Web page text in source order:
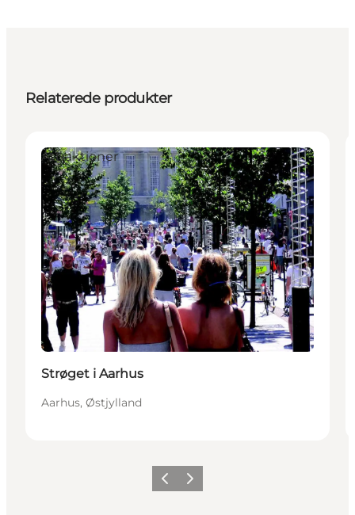
Relaterede produkter
Attraktioner
Strøget i Aarhus
Aarhus, Østjylland
ForrigeNæste